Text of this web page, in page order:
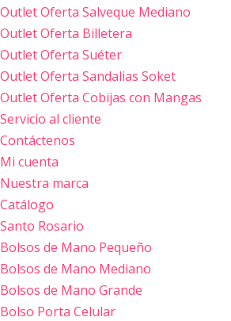
Outlet Oferta Salveque Mediano
Outlet Oferta Billetera
Outlet Oferta Suéter
Outlet Oferta Sandalias Soket
Outlet Oferta Cobijas con Mangas
Servicio al cliente
Contáctenos
Mi cuenta
Nuestra marca
Catálogo
Santo Rosario
Bolsos de Mano Pequeño
Bolsos de Mano Mediano
Bolsos de Mano Grande
Bolso Porta Celular